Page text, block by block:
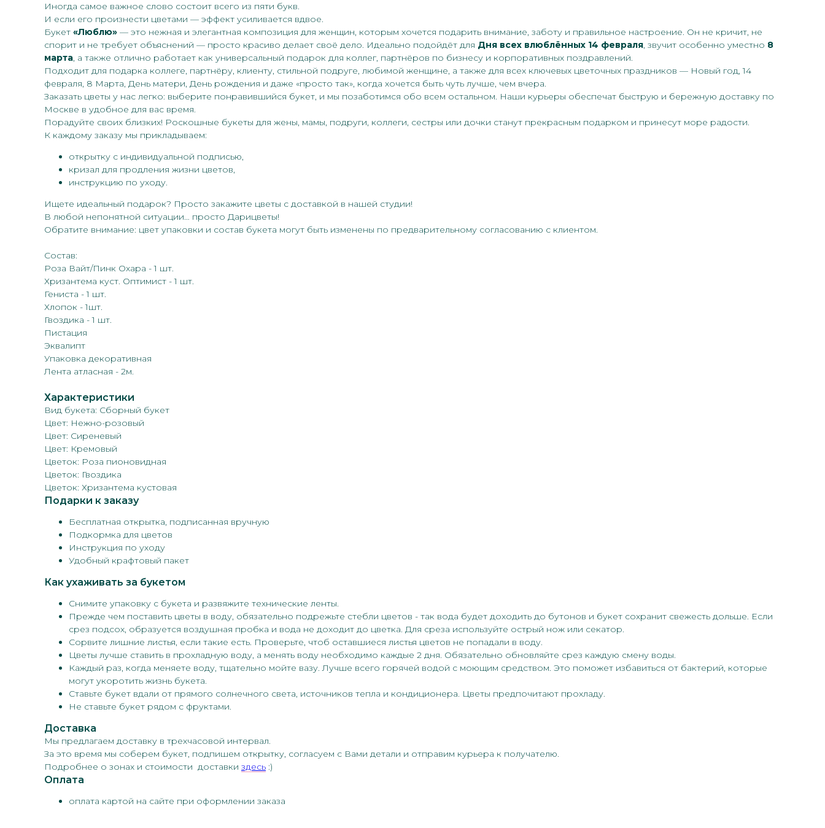
Иногда самое важное слово состоит всего из пяти букв.
И если его произнести цветами — эффект усиливается вдвое.
Букет «Люблю» — это нежная и элегантная композиция для женщин, которым хочется подарить внимание, заботу и правильное настроение. Он не кричит, не
спорит и не требует объяснений — просто красиво делает своё дело. Идеально подойдёт для Дня всех влюблённых 14 февраля, звучит особенно уместно 8
марта, а также отлично работает как универсальный подарок для коллег, партнёров по бизнесу и корпоративных поздравлений.
Подходит для подарка коллеге, партнёру, клиенту, стильной подруге, любимой женщине, а также для всех ключевых цветочных праздников — Новый год, 14
февраля, 8 Марта, День матери, День рождения и даже «просто так», когда хочется быть чуть лучше, чем вчера.
Заказать цветы у нас легко: выберите понравившийся букет, и мы позаботимся обо всем остальном. Наши курьеры обеспечат быструю и бережную доставку по
Москве в удобное для вас время.
Порадуйте своих близких! Роскошные букеты для жены, мамы, подруги, коллеги, сестры или дочки станут прекрасным подарком и принесут море радости.
К каждому заказу мы прикладываем:
открытку с индивидуальной подписью,
кризал для продления жизни цветов,
инструкцию по уходу.
Ищете идеальный подарок? Просто закажите цветы с доставкой в нашей студии!
В любой непонятной ситуации… просто Дарицветы!
Обратите внимание: цвет упаковки и состав букета могут быть изменены по предварительному согласованию с клиентом.
Состав:
Роза Вайт/Пинк Охара - 1 шт.
Хризантема куст. Оптимист - 1 шт.
Гениста - 1 шт.
Хлопок - 1шт.
Гвоздика - 1 шт.
Пистация
Эквалипт
Упаковка декоративная
Лента атласная - 2м.
Характеристики
Вид букета: Сборный букет
Цвет: Нежно-розовый
Цвет: Сиреневый
Цвет: Кремовый
Цветок: Роза пионовидная
Цветок: Гвоздика
Цветок: Хризантема кустовая
Подарки к заказу
Бесплатная открытка, подписанная вручную
Подкормка для цветов
Инструкция по уходу
Удобный крафтовый пакет
Как ухаживать за букетом
Снимите упаковку с букета и развяжите технические ленты.
Прежде чем поставить цветы в воду, обязательно подрежьте стебли цветов - так вода будет доходить до бутонов и букет сохранит свежесть дольше. Если
срез подсох, образуется воздушная пробка и вода не доходит до цветка. Для среза используйте острый нож или секатор.
Сорвите лишние листья, если такие есть. Проверьте, чтоб оставшиеся листья цветов не попадали в воду.
Цветы лучше ставить в прохладную воду, а менять воду необходимо каждые 2 дня. Обязательно обновляйте срез каждую смену воды.
Каждый раз, когда меняете воду, тщательно мойте вазу. Лучше всего горячей водой с моющим средством. Это поможет избавиться от бактерий, которые
могут укоротить жизнь букета.
Ставьте букет вдали от прямого солнечного света, источников тепла и кондиционера. Цветы предпочитают прохладу.
Не ставьте букет рядом с фруктами.
Доставка
Мы предлагаем доставку в трехчасовой интервал.
За это время мы соберем букет, подпишем открытку, согласуем с Вами детали и отправим курьера к получателю.
Подробнее о зонах и стоимости доставки здесь :)
Оплата
оплата картой на сайте при оформлении заказа